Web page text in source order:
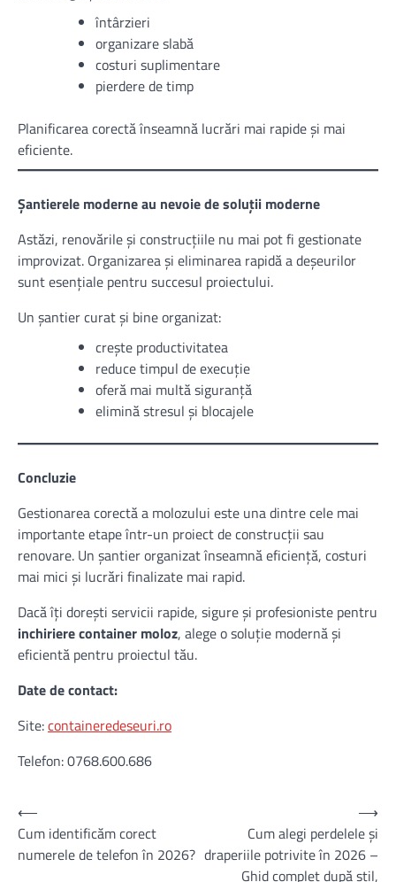
întârzieri
organizare slabă
costuri suplimentare
pierdere de timp
Planificarea corectă înseamnă lucrări mai rapide și mai
eficiente.
Șantierele moderne au nevoie de soluții moderne
Astăzi, renovările și construcțiile nu mai pot fi gestionate
improvizat. Organizarea și eliminarea rapidă a deșeurilor
sunt esențiale pentru succesul proiectului.
Un șantier curat și bine organizat:
crește productivitatea
reduce timpul de execuție
oferă mai multă siguranță
elimină stresul și blocajele
Concluzie
Gestionarea corectă a molozului este una dintre cele mai
importante etape într-un proiect de construcții sau
renovare. Un șantier organizat înseamnă eficiență, costuri
mai mici și lucrări finalizate mai rapid.
Dacă îți dorești servicii rapide, sigure și profesioniste pentru
inchiriere container moloz, alege o soluție modernă și
eficientă pentru proiectul tău.
Date de contact:
Site:containeredeseuri.ro
Telefon: 0768.600.686
Navigare
în
articole
⟵
Cum identificăm corect
numerele de telefon în 2026?
Cum alegi perdelele și
draperiile potrivite în 2026 –
Ghid complet după stil,
⟶